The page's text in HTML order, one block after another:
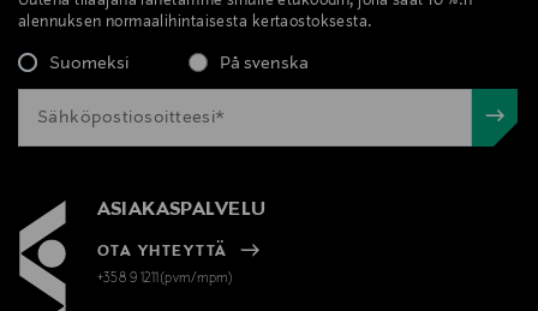
FRAGRANCE (F.I.L. Z295496/1).
Valmistusmaa
3600523456147
Valmistaja
Loreal Finland Oy
alennuksen normaalihintaisesta kertaostoksesta.
Suomeksi På svenska
ASIAKASPALVELU
OTA YHTEYTTÄ
+358 9 1211(pvm/mpm)